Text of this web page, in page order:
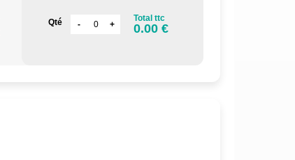
Qté Total ttc
0.00 €